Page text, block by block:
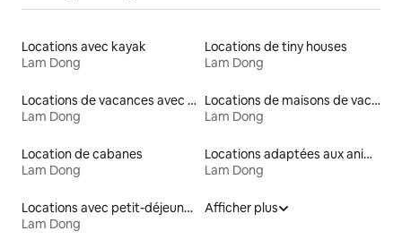
Locations avec kayak
Lam Dong
Locations de tiny houses
Lam Dong
Locations de vacances avec piscine
Lam Dong
Locations de maisons de vacances
Lam Dong
Location de cabanes
Lam Dong
Locations adaptées aux animaux
Lam Dong
Locations avec petit-déjeuner
Lam Dong
Afficher plus